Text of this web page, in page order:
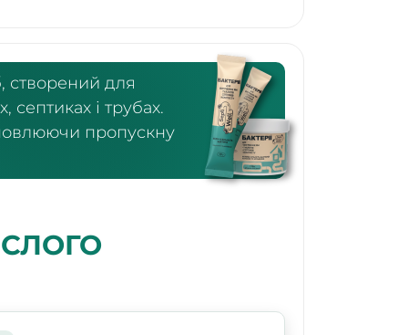
створений для
і трубах.
пропускну